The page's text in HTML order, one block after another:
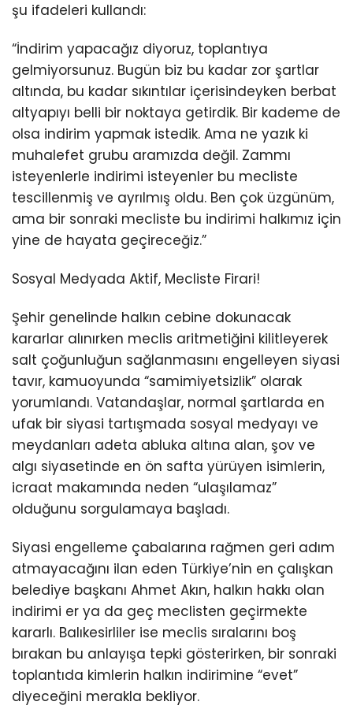
şu ifadeleri kullandı:
“İndirim yapacağız diyoruz, toplantıya
gelmiyorsunuz. Bugün biz bu kadar zor şartlar
altında, bu kadar sıkıntılar içerisindeyken berbat
altyapıyı belli bir noktaya getirdik. Bir kademe de
olsa indirim yapmak istedik. Ama ne yazık ki
muhalefet grubu aramızda değil. Zammı
isteyenlerle indirimi isteyenler bu mecliste
tescillenmiş ve ayrılmış oldu. Ben çok üzgünüm,
ama bir sonraki mecliste bu indirimi halkımız için
yine de hayata geçireceğiz.”
Sosyal Medyada Aktif, Mecliste Firari!
Şehir genelinde halkın cebine dokunacak
kararlar alınırken meclis aritmetiğini kilitleyerek
salt çoğunluğun sağlanmasını engelleyen siyasi
tavır, kamuoyunda “samimiyetsizlik” olarak
yorumlandı. Vatandaşlar, normal şartlarda en
ufak bir siyasi tartışmada sosyal medyayı ve
meydanları adeta abluka altına alan, şov ve
algı siyasetinde en ön safta yürüyen isimlerin,
icraat makamında neden “ulaşılamaz”
olduğunu sorgulamaya başladı.
Siyasi engelleme çabalarına rağmen geri adım
atmayacağını ilan eden Türkiye’nin en çalışkan
belediye başkanı Ahmet Akın, halkın hakkı olan
indirimi er ya da geç meclisten geçirmekte
kararlı. Balıkesirliler ise meclis sıralarını boş
bırakan bu anlayışa tepki gösterirken, bir sonraki
toplantıda kimlerin halkın indirimine “evet”
diyeceğini merakla bekliyor.